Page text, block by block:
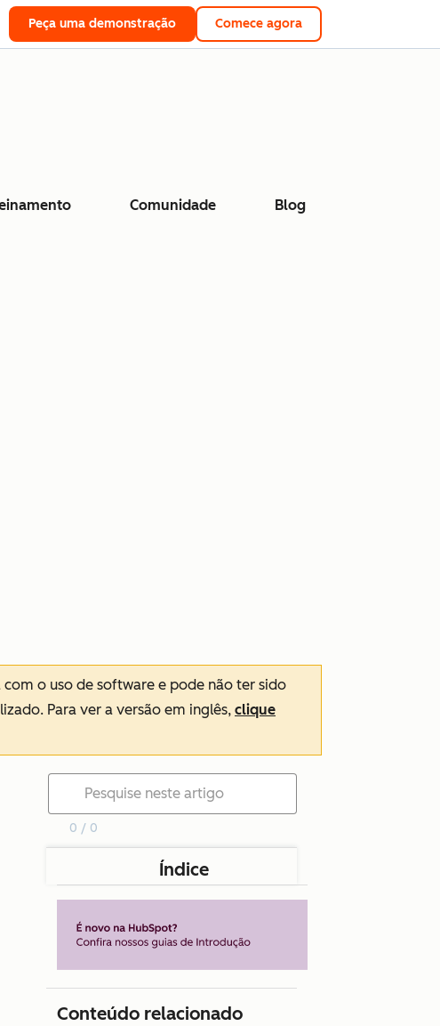
Peça uma demonstração Comece agora
Comunidade Blog
o uso de software e pode não ter sido
Para ver a versão em inglês, clique
0 / 0
Índice
Conteúdo relacionado